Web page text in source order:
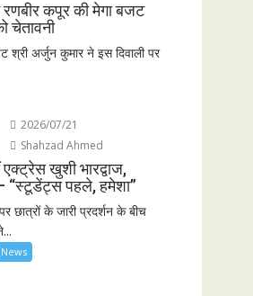
रणबीर कपूर की मेगा बजट
चेतावनी
श्री अर्जुन कुमार ने इस दिवाली पर
2026/07/21
Shahzad Ahmed
खुशी भारद्वाज,
“स्टूडेंट्स पहले, हमेशा”
छात्रों के जारी प्रदर्शन के बीच
News